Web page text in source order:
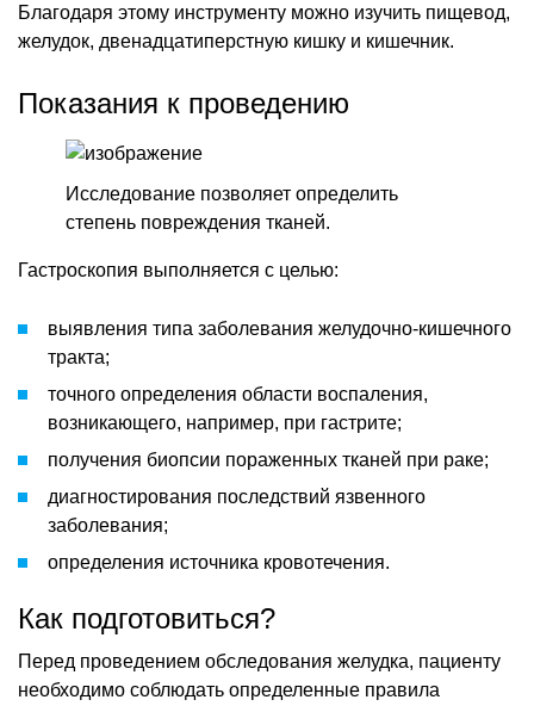
Благодаря этому инструменту можно изучить пищевод,
желудок, двенадцатиперстную кишку и кишечник.
Показания к проведению
Исследование позволяет определить
степень повреждения тканей.
Гастроскопия выполняется с целью:
выявления типа заболевания желудочно-кишечного
тракта;
точного определения области воспаления,
возникающего, например, при гастрите;
получения биопсии пораженных тканей при раке;
диагностирования последствий язвенного
заболевания;
определения источника кровотечения.
Как подготовиться?
Перед проведением обследования желудка, пациенту
необходимо соблюдать определенные правила